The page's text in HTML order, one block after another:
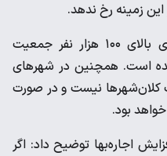
زمینه رخ ندهد.
وی افزود: این سقف برای شهرهای بالای ۱۰۰ هزار نفر جمعیت
تعیین شده است. همچنین در شهرهای
کلان‌شهرها نیست و در صورت
بود.
اجاره‌بها توضیح داد: اگر